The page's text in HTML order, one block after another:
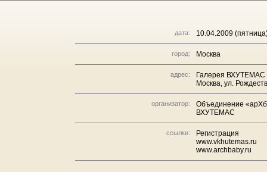
дата: 10.04.2009
город: Москва
адрес:
Галерея ВХУТЕМАС
Москва, ул.
организатор:
Объединение
ВХУТЕМАС
ссылки:
Регистрация
www.vkhutemas.ru
www.archbaby.ru